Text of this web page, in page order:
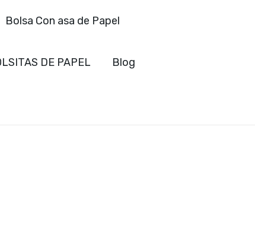
Bolsa Con asa de Papel
DE PAPEL Blog